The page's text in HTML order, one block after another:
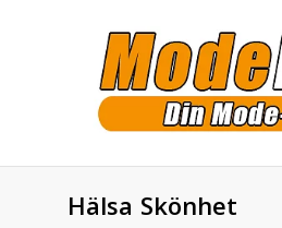
Hälsa Skönhet